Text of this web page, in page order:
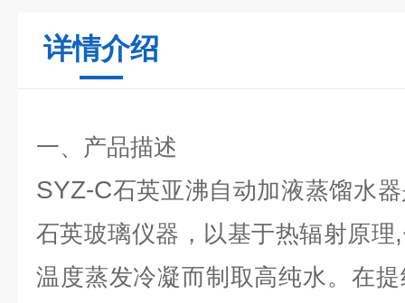
详情介绍
一、产品描述
SYZ-C石英亚沸自动加液蒸馏水器
石英玻璃仪器，以基于热辐射原理,
温度蒸发冷凝而制取高纯水。在